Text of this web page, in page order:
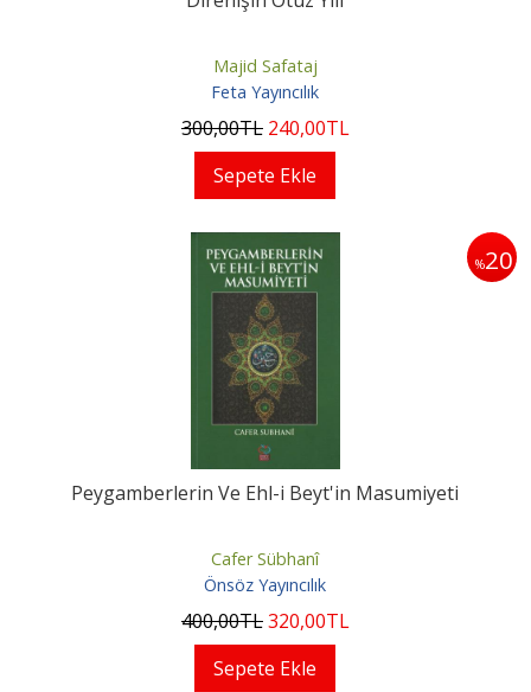
Majid Safataj
Feta Yayıncılık
300,00TL 240,00TL
Sepete Ekle
%20
Peygamberlerin Ve Ehl-i Beyt'in Masumiyeti
Cafer Sübhanî
Önsöz Yayıncılık
400,00TL320,00TL
Sepete Ekle